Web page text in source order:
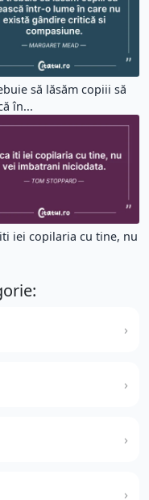
să lăsăm copiii să
în...
iei copilaria cu tine, nu